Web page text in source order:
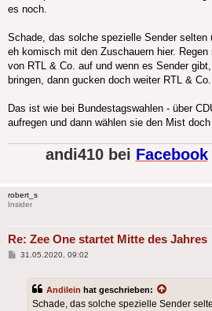
es noch.
Schade, das solche spezielle Sender selten
eh komisch mit den Zuschauern hier.
von RTL & Co. auf und wenn es Sender
bringen, dann gucken doch weiter RTL & Co.
Das ist wie bei Bundestagswahlen - über
aufregen und dann wählen sie den Mist doch
andi410 bei Facebook
robert_s
Insider
Re: Zee One startet Mitte des Jahres
Beitrag
31.05.2020, 09:02
Andilein hat geschrieben:
Schade, das solche spezielle Sender